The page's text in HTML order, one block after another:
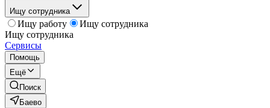
Ищу сотрудника
Ищу работу
Ищу сотрудника
Ищу сотрудника
Сервисы
Помощь
Ещё
Поиск
Баево